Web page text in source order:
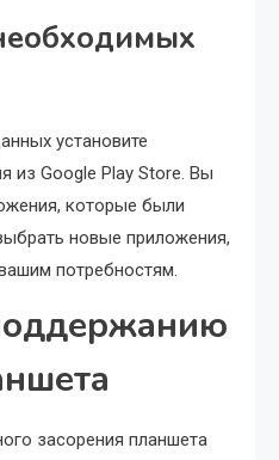
установите
из Google Play Store. Вы
которые были
новые приложения,
потребностям.
засорения планшета